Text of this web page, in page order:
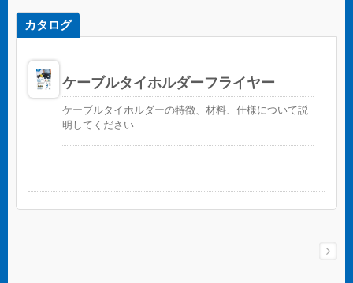
カタログ
ケーブルタイホルダーフライヤー
ケーブルタイホルダーの特徴、材料、仕様について説
明してください